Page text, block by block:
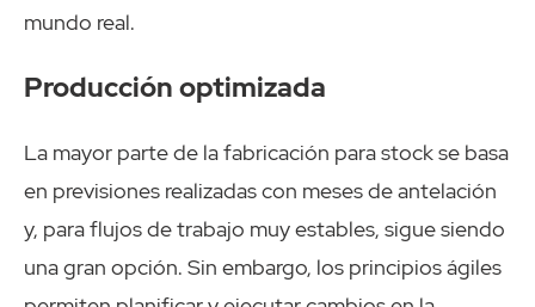
mundo real.
Producción optimizada
La mayor parte de la fabricación para stock se basa
en previsiones realizadas con meses de antelación
y, para flujos de trabajo muy estables, sigue siendo
una gran opción. Sin embargo, los principios ágiles